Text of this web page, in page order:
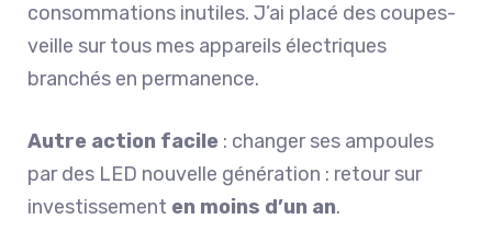
consommations inutiles. J’ai placé des coupes-
veille sur tous mes appareils électriques
branchés en permanence.
Autre action facile : changer ses ampoules
par des LED nouvelle génération : retour sur
investissement en moins d’un an.